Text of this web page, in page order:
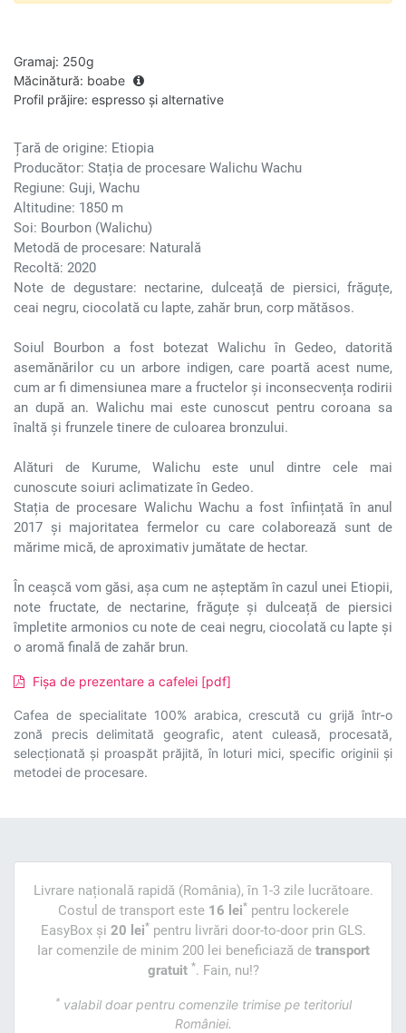
Gramaj: 250g
Măcinătură: boabe
Profil prăjire: espresso și alternative
Țară de origine: Etiopia
Producător: Stația de procesare Walichu Wachu
Regiune: Guji, Wachu
Altitudine: 1850 m
Soi: Bourbon (Walichu)
Metodă de procesare: Naturală
Recoltă: 2020
Note de degustare: nectarine, dulceață de piersici, frăguțe,
ceai negru, ciocolată cu lapte, zahăr brun, corp mătăsos.
Soiul Bourbon a fost botezat Walichu în Gedeo, datorită
asemănărilor cu un arbore indigen, care poartă acest nume,
cum ar fi dimensiunea mare a fructelor și inconsecvența rodirii
an după an. Walichu mai este cunoscut pentru coroana sa
înaltă și frunzele tinere de culoarea bronzului.
Alături de Kurume, Walichu este unul dintre cele mai
cunoscute soiuri aclimatizate în Gedeo.
Stația de procesare Walichu Wachu a fost înființată în anul
2017 și majoritatea fermelor cu care colaborează sunt de
mărime mică, de aproximativ jumătate de hectar.
În ceașcă vom găsi, așa cum ne așteptăm în cazul unei Etiopii,
note fructate, de nectarine, frăguțe și dulceață de piersici
împletite armonios cu note de ceai negru, ciocolată cu lapte și
o aromă finală de zahăr brun.
Fișa de prezentare a cafelei [pdf]
Cafea de specialitate 100% arabica, crescută cu grijă într-o
zonă precis delimitată geografic, atent culeasă, procesată,
selecționată și proaspăt prăjită, în loturi mici, specific originii și
metodei de procesare.
Livrare națională rapidă (România), în 1-3 zile lucrătoare.
Costul de transport este 16 lei* pentru lockerele
EasyBox și 20 lei* pentru livrări door-to-door prin GLS.
Iar comenzile de minim 200 lei beneficiază de transport
gratuit *. Fain, nu!?
*valabil doar pentru comenzile trimise pe teritoriul
României.